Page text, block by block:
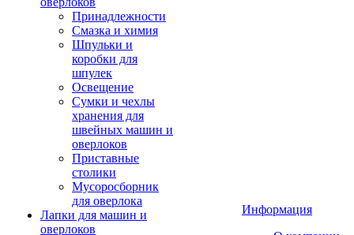
Принадлежности
Смазка и химия
Шпульки и
коробки для
шпулек
Освещение
Сумки и чехлы
хранения для
швейных машин и
оверлоков
Приставные
столики
Мусоросборник
для оверлока
Лапки для машин и
оверлоков
Информация